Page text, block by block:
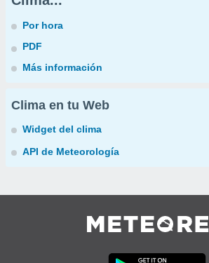
Por hora
PDF
Más información
Clima en tu Web
Widget del clima
API de Meteorología